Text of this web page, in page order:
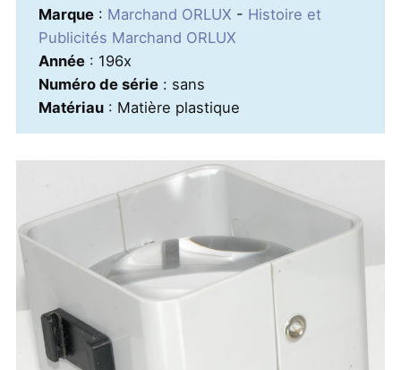
Marque: Marchand ORLUX - Histoire et
Publicités Marchand ORLUX
Année: 196x
Numéro de série: sans
Matériau: Matière plastique